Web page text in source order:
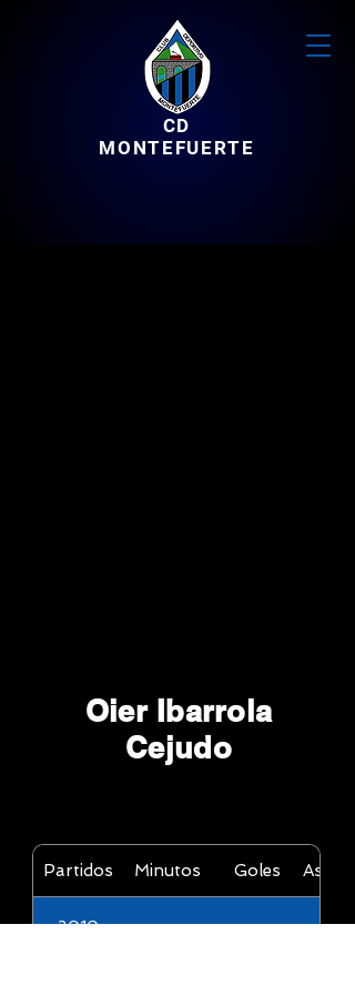
CD
MONTEFUERTE
Oier Ibarrola
Cejudo
Partidos Minutos Goles
2010